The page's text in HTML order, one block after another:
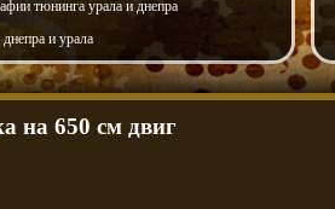
тюнинга урала и днепра
и урала
на 650 см двиг